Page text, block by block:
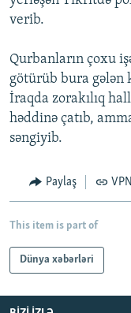
KARIKATURA
İSLAM VƏ
PEŞƏ ETIKASI VƏ
AZADLIQRADIOSU
BIZIMLƏ ƏLAQƏ
XƏBƏR
RFE/RL-in bütün
verib.
Qurbanların çoxu
götürüb bura gələn
İraqda zorakılıq
həddinə çatıb,
səngiyib.
Paylaş
This item is part of
Dünya xəbərləri